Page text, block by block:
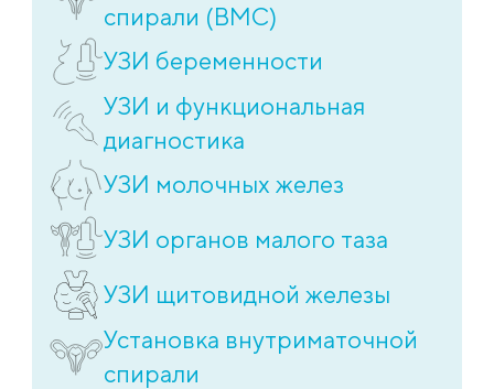
спирали (ВМС)
УЗИ беременности
УЗИ и функциональная
диагностика
УЗИ молочных желез
УЗИ органов малого таза
УЗИ щитовидной железы
Установка внутриматочной
спирали